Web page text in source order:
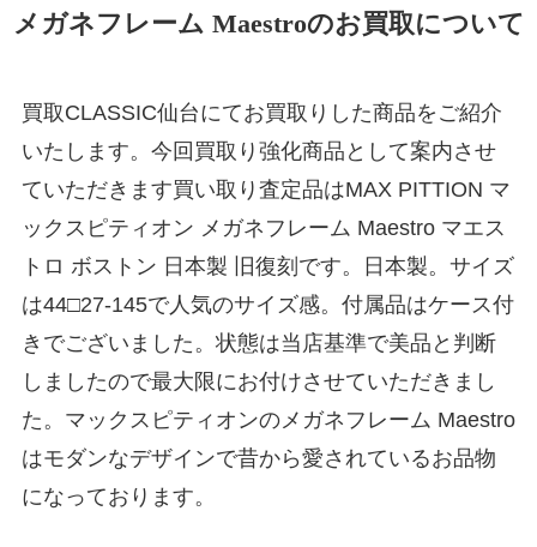
メガネフレーム Maestroのお買取について
買取CLASSIC仙台にてお買取りした商品をご紹介
いたします。今回買取り強化商品として案内させ
ていただきます買い取り査定品はMAX PITTION マ
ックスピティオン メガネフレーム Maestro マエス
トロ ボストン 日本製 旧復刻です。日本製。サイズ
は44□27-145で人気のサイズ感。付属品はケース付
きでございました。状態は当店基準で美品と判断
しましたので最大限にお付けさせていただきまし
た。マックスピティオンのメガネフレーム Maestro
はモダンなデザインで昔から愛されているお品物
になっております。